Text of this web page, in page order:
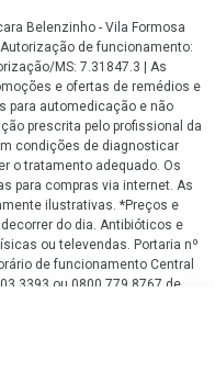
Belenzinho - Vila Formosa
de funcionamento:
MS: 7.31847.3 | As
e ofertas de remédios e
para automedicação e não
prescrita pelo profissional da
condições de diagnosticar
o tratamento adequado. Os
para compras via internet. As
ilustrativas. *Preços e
do dia. Antibióticos e
ou televendas. Portaria nº
de funcionamento Central
3393 ou 0800 779 8767 de